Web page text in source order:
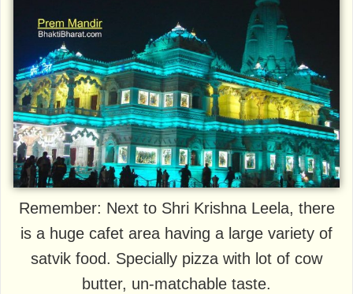
Remember: Next to Shri Krishna Leela, there
is a huge cafet area having a large variety of
satvik food. Specially pizza with lot of cow
butter, un-matchable taste.